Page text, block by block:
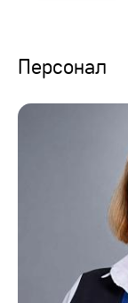
Персонал